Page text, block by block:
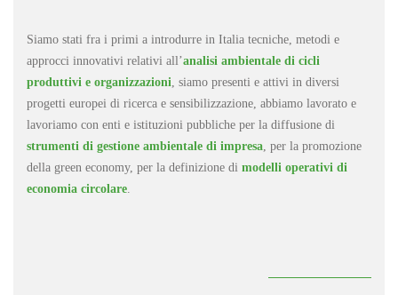
Siamo stati fra i primi a introdurre in Italia tecniche, metodi e
approcci innovativi relativi all’analisi ambientale di cicli
produttivi e organizzazioni , siamo presenti e attivi in diversi
progetti europei di ricerca e sensibilizzazione, abbiamo lavorato e
lavoriamo con enti e istituzioni pubbliche per la diffusione di
strumenti di gestione ambientale di impresa , per la promozione
della green economy, per la definizione di modelli operativi di
economia circolare